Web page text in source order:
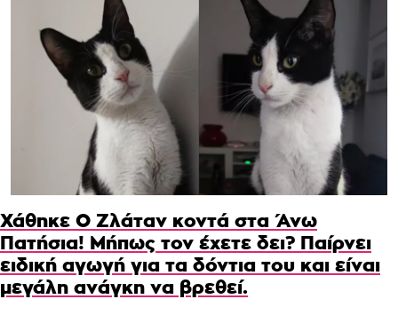
Χάθηκε Ο Ζλάταν κοντά στα Άνω
Πατήσια! Μήπως τον έχετε δει? Παίρνει
ειδική αγωγή για τα δόντια του και είναι
μεγάλη ανάγκη να βρεθεί.